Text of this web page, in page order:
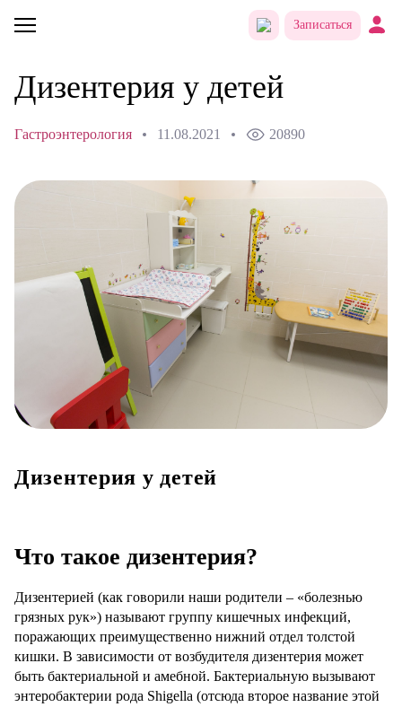
Записаться
Дизентерия у детей
Гастроэнтерология 11.08.2021 20890
Дизентерия у детей
Что такое дизентерия?
Дизентерией (как говорили наши родители – «болезнью
грязных рук») называют группу кишечных инфекций,
поражающих преимущественно нижний отдел толстой
кишки. В зависимости от возбудителя дизентерия может
быть бактериальной и амебной. Бактериальную вызывают
энтеробактерии рода Shigella (отсюда второе название этой